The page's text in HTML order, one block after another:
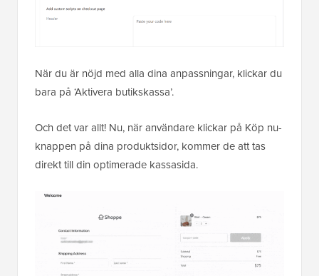
När du är nöjd med alla dina anpassningar, klickar du
bara på ‘Aktivera butikskassa’.
Och det var allt! Nu, när användare klickar på Köp nu-
knappen på dina produktsidor, kommer de att tas
direkt till din optimerade kassasida.